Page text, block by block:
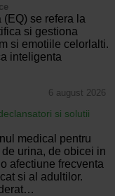
(EQ) se refera la
si gestiona
si emotiile celorlalti.
inteligenta
6 august 2026
si solutii
medical pentru
urina, de obicei in
afectiune frecventa
si al adultilor.